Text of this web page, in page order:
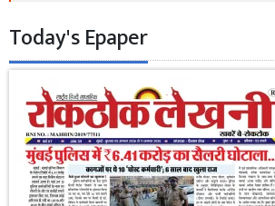
Today's Epaper